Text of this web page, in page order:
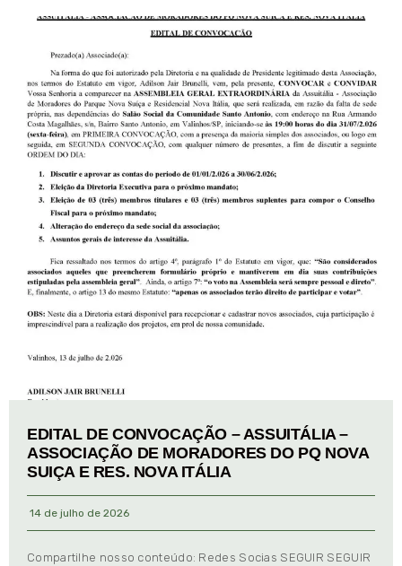
EDITAL DE CONVOCAÇÃO – ASSUITÁLIA –
ASSOCIAÇÃO DE MORADORES DO PQ NOVA
SUIÇA E RES. NOVA ITÁLIA
14 de julho de 2026
Compartilhe nosso conteúdo: Redes Socias SEGUIR SEGUIR